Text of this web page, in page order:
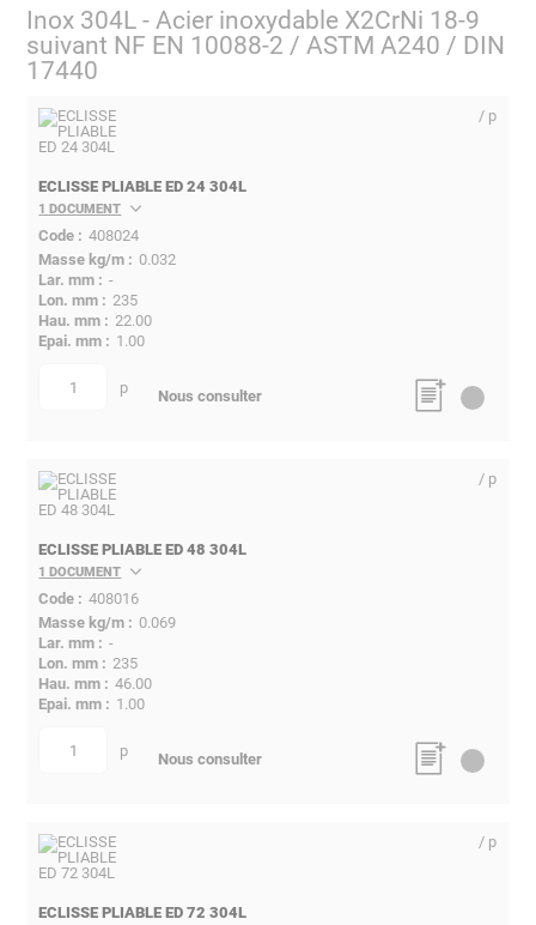
Inox 304L - Acier inoxydable X2CrNi 18-9
suivant NF EN 10088-2 / ASTM A240 / DIN
17440
ECLISSE PLIABLE ED 24 304L
1 DOCUMENT
408024
0.032
-
235
22.00
1.00
quantité p
/ p
Nous consulter
ECLISSE PLIABLE ED 48 304L
1 DOCUMENT
408016
0.069
-
235
46.00
1.00
quantité p
/ p
Nous consulter
ECLISSE PLIABLE ED 72 304L
/ p